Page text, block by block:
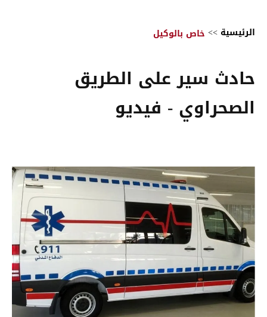
الرئيسية >> خاص بالوكيل
حادث سير على الطريق
الصحراوي - فيديو